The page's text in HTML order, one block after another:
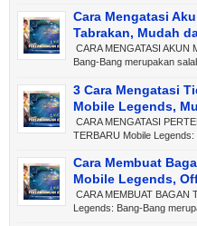
Cara Mengatasi
Tabrakan, Mudah
CARA MENGATASI AKUN
Bang-Bang merupakan
3 Cara Mengatasi
Mobile Legends,
CARA MENGATASI
TERBARU Mobile
Cara Membuat
Mobile Legends,
CARA MEMBUAT BAGAN
Legends: Bang-Bang